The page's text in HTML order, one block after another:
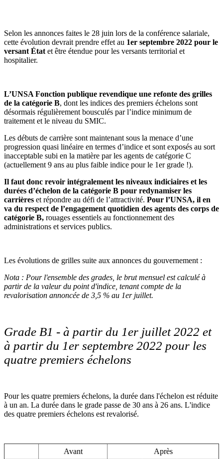
Selon les annonces faites le 28 juin lors de la conférence salariale,
cette évolution devrait prendre effet au 1er septembre 2022 pour le
versant État et être étendue pour les versants territorial et
hospitalier.
L’UNSA Fonction publique revendique une refonte des grilles
de la catégorie B, dont les indices des premiers échelons sont
désormais régulièrement bousculés par l’indice minimum de
traitement et le niveau du SMIC.
Les débuts de carrière sont maintenant sous la menace d’une
progression quasi linéaire en termes d’indice et sont exposés au sort
inacceptable subi en la matière par les agents de catégorie C
(actuellement 9 ans au plus faible indice pour le 1er grade !).
Il faut donc revoir intégralement les niveaux indiciaires et les
durées d’échelon de la catégorie B pour redynamiser les
carrières et répondre au défi de l’attractivité. Pour l’UNSA, il en
va du respect de l’engagement quotidien des agents des corps de
catégorie B, rouages essentiels au fonctionnement des
administrations et services publics.
Les évolutions de grilles suite aux annonces du gouvernement :
Nota : Pour l'ensemble des grades, le brut mensuel est calculé à
partir de la valeur du point d'indice, tenant compte de la
revalorisation annoncée de 3,5 % au 1er juillet.
Grade B1 - à partir du 1er juillet 2022 et
à partir du 1er septembre 2022 pour les
quatre premiers échelons
Pour les quatre premiers échelons, la durée dans l'échelon est réduite
à un an. La durée dans le grade passe de 30 ans à 26 ans. L'indice
des quatre premiers échelons est revalorisé.
Avant Après